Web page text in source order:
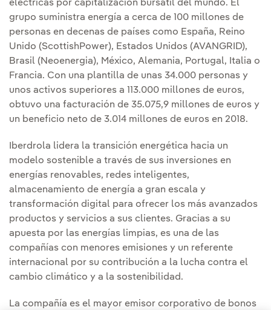
eléctricas por capitalización bursátil del mundo. El
grupo suministra energía a cerca de 100 millones de
personas en decenas de países como España, Reino
Unido (ScottishPower), Estados Unidos (AVANGRID),
Brasil (Neoenergia), México, Alemania, Portugal, Italia o
Francia. Con una plantilla de unas 34.000 personas y
unos activos superiores a 113.000 millones de euros,
obtuvo una facturación de 35.075,9 millones de euros y
un beneficio neto de 3.014 millones de euros en 2018.
Iberdrola lidera la transición energética hacia un
modelo sostenible a través de sus inversiones en
energías renovables, redes inteligentes,
almacenamiento de energía a gran escala y
transformación digital para ofrecer los más avanzados
productos y servicios a sus clientes. Gracias a su
apuesta por las energías limpias, es una de las
compañías con menores emisiones y un referente
internacional por su contribución a la lucha contra el
cambio climático y a la sostenibilidad.
La compañía es el mayor emisor corporativo de bonos